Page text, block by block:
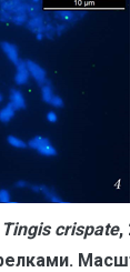
Tingis crispate,